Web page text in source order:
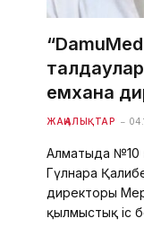
емхана
ЖАҢАЛЫҚТАР
Алматыда №10
Гүлнара
директоры
қылмыстық іс